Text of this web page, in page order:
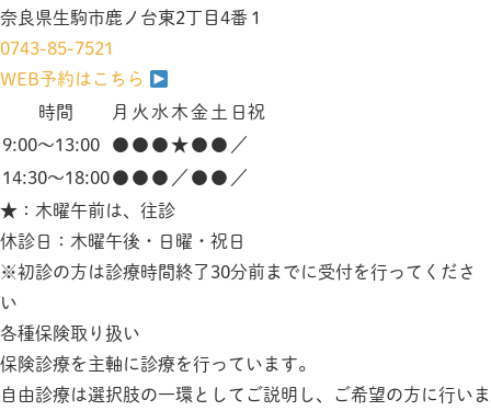
奈良県生駒市鹿ノ台東2丁目4番１
0743-85-7521
WEB予約はこちら
時間
月 火水木金土 日祝
9:00～13:00 ●●●★●● ／
14:30～18:00●●● ／●● ／
★ ：木曜午前は、往診
休診日：木曜午後・日曜・祝日
※初診の方は診療時間終了30分前までに受付を行ってくださ
い
各種保険取り扱い
保険診療を主軸に診療を行っています。
自由診療は選択肢の一環としてご説明し、ご希望の方に行いま